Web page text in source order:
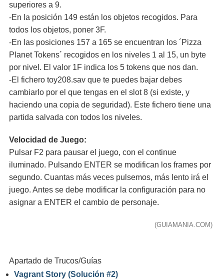
superiores a 9.
-En la posición 149 están los objetos recogidos. Para
todos los objetos, poner 3F.
-En las posiciones 157 a 165 se encuentran los ´Pizza
Planet Tokens´ recogidos en los niveles 1 al 15, un byte
por nivel. El valor 1F indica los 5 tokens que nos dan.
-El fichero toy208.sav que te puedes bajar debes
cambiarlo por el que tengas en el slot 8 (si existe, y
haciendo una copia de seguridad). Este fichero tiene una
partida salvada con todos los niveles.
Velocidad de Juego:
Pulsar F2 para pausar el juego, con el continue
iluminado. Pulsando ENTER se modifican los frames por
segundo. Cuantas más veces pulsemos, más lento irá el
juego. Antes se debe modificar la configuración para no
asignar a ENTER el cambio de personaje.
(GUIAMANIA.COM)
Apartado de Trucos/Guías
Vagrant Story (Solución #2)